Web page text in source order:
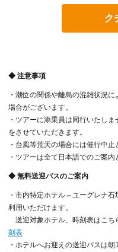
◆ 注意事項
・潮位の関係や離島の混雑状況
場合がございます。
・ツアーに添乗員は同行いたし
をさせていただきます。
・台風等荒天の場合には催行中
・ツアーは全て日本語でのご案内
◆ 無料送迎バスのご案内
・市内特定ホテル⇔ユーグレナ
利用いただけます。
送迎対象ホテル、時刻表はこ
刻表
・ホテルへお迎えの送迎バスは